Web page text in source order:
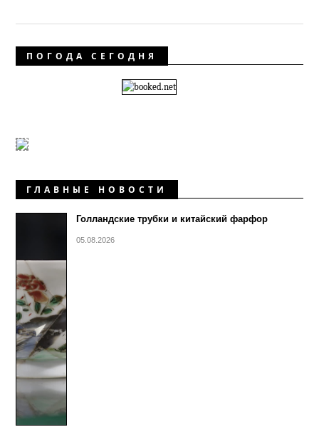
ПОГОДА СЕГОДНЯ
ГЛАВНЫЕ НОВОСТИ
Голландские трубки и китайский фарфор
05.08.2026